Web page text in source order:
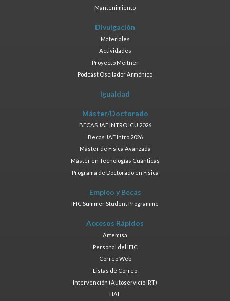
Mantenimiento
Divulgación
Materiales
Actividades
Proyecto Meitner
Podcast Oscilador Armónico
Igualdad
Máster/Doctorado
BECAS JAE INTRO ICU 2026
Becas JAE Intro 2026
Máster de Física Avanzada
Máster en Tecnologías Cuánticas
Programa de Doctorado en Física
Empleo y Becas
IFIC Summer Student Programme
Accesos Rápidos
Artemisa
Personal del IFIC
Correo Web
Listas de Correo
Intervención (Autoservicio IRT)
HAL